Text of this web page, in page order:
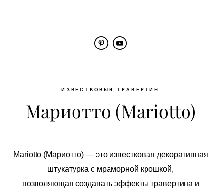
ИЗВЕСТКОВЫЙ ТРАВЕРТИН
Мариотто (Mariotto)
Mariotto (Мариотто) — это известковая декоративная
штукатурка с мраморной крошкой,
позволяющая создавать эффекты травертина и